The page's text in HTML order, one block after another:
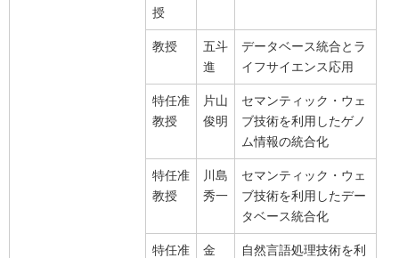
授
教授
五斗
進
データベース統合とラ
イフサイエンス応用
特任准
教授
片山
俊明
セマンティック・ウェ
ブ技術を利用したゲノ
ム情報の統合化
特任准
教授
川島
秀一
セマンティック・ウェ
ブ技術を利用したデー
タベース統合化
特任准
金
自然言語処理技術を利